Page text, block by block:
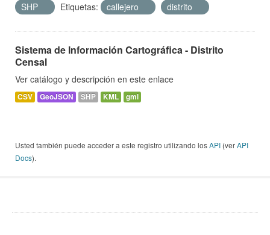
SHP
Etiquetas: callejero distrito
Sistema de Información Cartográfica - Distrito
Censal
Ver catálogo y descripción en este enlace
CSV GeoJSON SHP KML gml
Usted también puede acceder a este registro utilizando losAPI (verAPI
Docs).